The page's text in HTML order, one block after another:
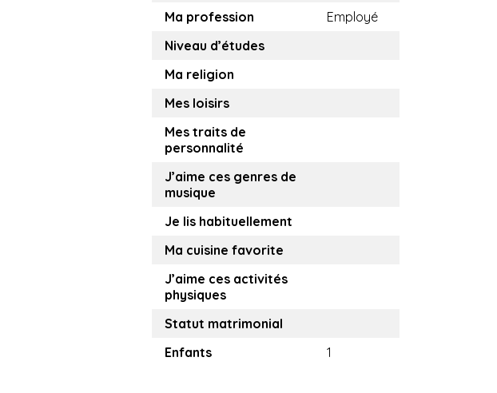
Ma profession
Employé
Niveau d’études
Ma religion
Mes loisirs
Mes traits de
personnalité
J’aime ces genres de
musique
Je lis habituellement
Ma cuisine favorite
J’aime ces activités
physiques
Statut matrimonial
Enfants
1